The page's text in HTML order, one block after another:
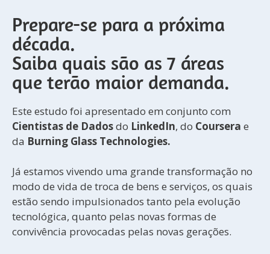
Prepare-se para a próxima
década.
Saiba quais são as 7 áreas
que terão maior demanda.
Este estudo foi apresentado em conjunto com
Cientistas de Dadosdo LinkedIn, do Coursera e
da Burning Glass Technologies.
Já estamos vivendo uma grande transformação no
modo de vida de troca de bens e serviços, os quais
estão sendo impulsionados tanto pela evolução
tecnológica, quanto pelas novas formas de
convivência provocadas pelas novas gerações.